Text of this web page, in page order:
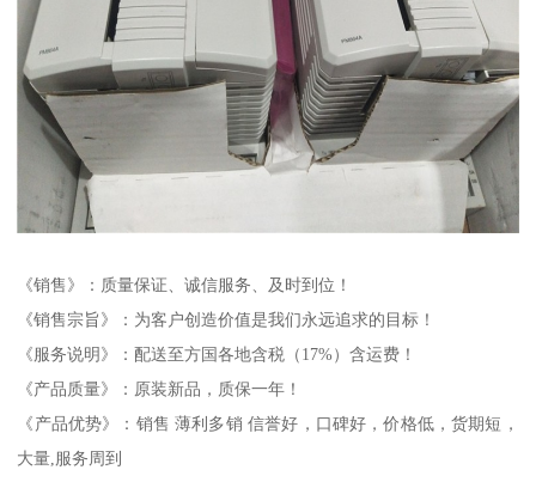
《销售》：质量保证、诚信服务、及时到位！
《销售宗旨》：为客户创造价值是我们永远追求的目标！
《服务说明》：配送至方国各地含税（17%）含运费！
《产品质量》：原装新品，质保一年！
《产品优势》：销售 薄利多销 信誉好，口碑好，价格低，货期短，
大量,服务周到